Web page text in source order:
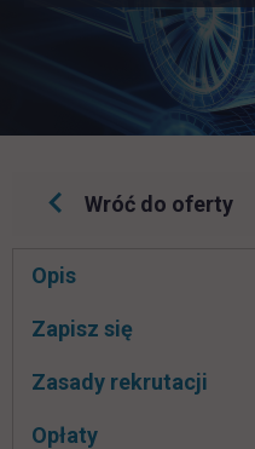
Wróć do oferty
Pomiń
Opis
Zapisz się
Zasady rekrutacji
Opłaty